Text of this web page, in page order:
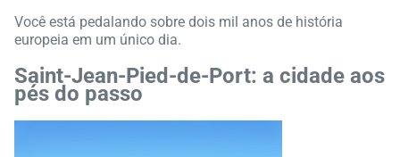
Você está pedalando sobre dois mil anos de história
europeia em um único dia.
Saint-Jean-Pied-de-Port: a cidade aos
pés do passo